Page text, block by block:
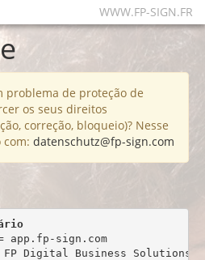
WWW.FP-SIGN.FR
problema de proteção de
os seus direitos
correção, bloqueio)? Nesse
com: datenschutz@fp-sign.com
app.fp-sign.com
Digital Business Solutions